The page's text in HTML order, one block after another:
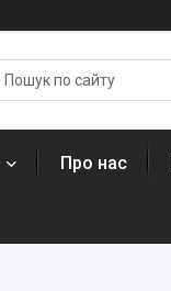
Про нас